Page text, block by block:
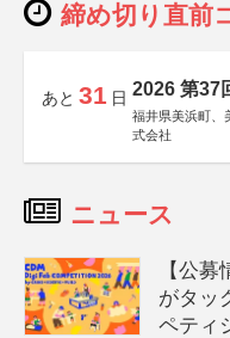
締め切り直前
あと 31 日 2026 第37
福井県美浜町、
式会社
ニュース
【公
がタッ
ペティ